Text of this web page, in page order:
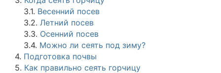
3.1. Весенний посев
3.2. Летний посев
3.3. Осенний посев
3.4. Можно ли сеять под зиму?
4. Подготовка почвы
5. Как правильно сеять горчицу